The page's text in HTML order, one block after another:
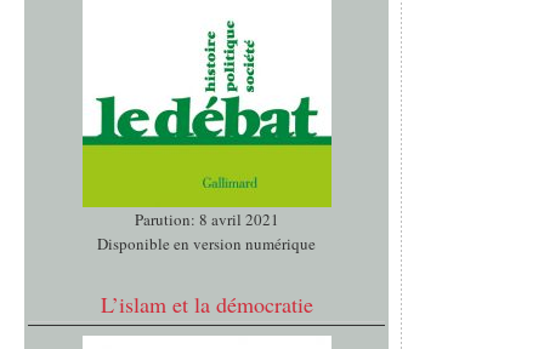
Parution: 8 avril 2021
Disponible en version numérique
L’islam et la démocratie